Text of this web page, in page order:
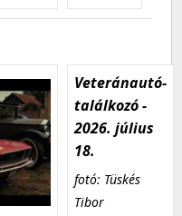
Veteránautó-
találkozó -
2026. július
18.
fotó: Tüskés
Tibor